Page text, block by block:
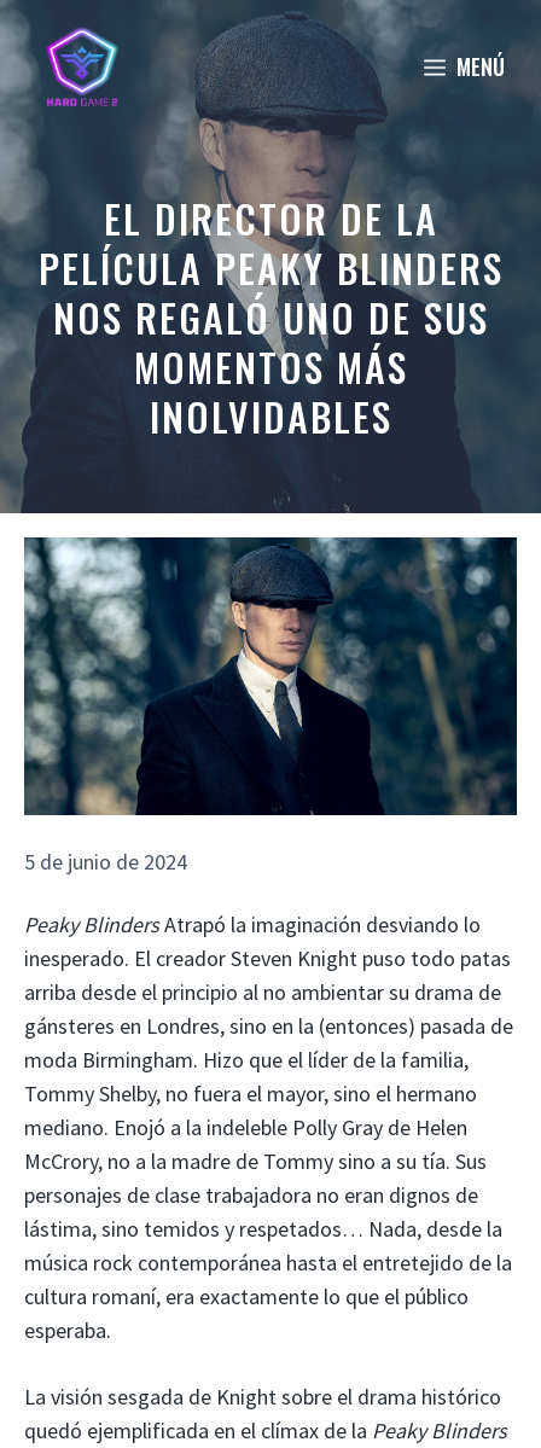
Saltar
contenido
MENÚ
EL DIRECTOR DE LA
PELÍCULA PEAKY BLINDERS
NOS REGALÓ UNO DE SUS
MOMENTOS MÁS
INOLVIDABLES
5 de junio de 2024
Peaky BlindersAtrapó la imaginación desviando lo
inesperado. El creador Steven Knight puso todo patas
arriba desde el principio al no ambientar su drama de
gánsteres en Londres, sino en la (entonces) pasada de
moda Birmingham. Hizo que el líder de la familia,
Tommy Shelby, no fuera el mayor, sino el hermano
mediano. Enojó a la indeleble Polly Gray de Helen
McCrory, no a la madre de Tommy sino a su tía. Sus
personajes de clase trabajadora no eran dignos de
lástima, sino temidos y respetados… Nada, desde la
música rock contemporánea hasta el entretejido de la
cultura romaní, era exactamente lo que el público
esperaba.
La visión sesgada de Knight sobre el drama histórico
quedó ejemplificada en el clímax de la Peaky Blinders